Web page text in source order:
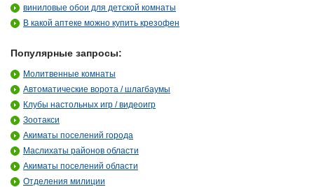
виниловые обои для детской комнаты
В какой аптеке можно купить крезофен
Популярные запросы:
Молитвенные комнаты
Автоматические ворота / шлагбаумы
Клубы настольных игр / видеоигр
Зоотакси
Акиматы поселений города
Маслихаты районов области
Акиматы поселений области
Отделения милиции